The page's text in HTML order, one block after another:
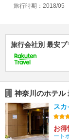
旅行時期：2018/05
旅行会社別 最安プ
神奈川のホテル
ス
お得
ート